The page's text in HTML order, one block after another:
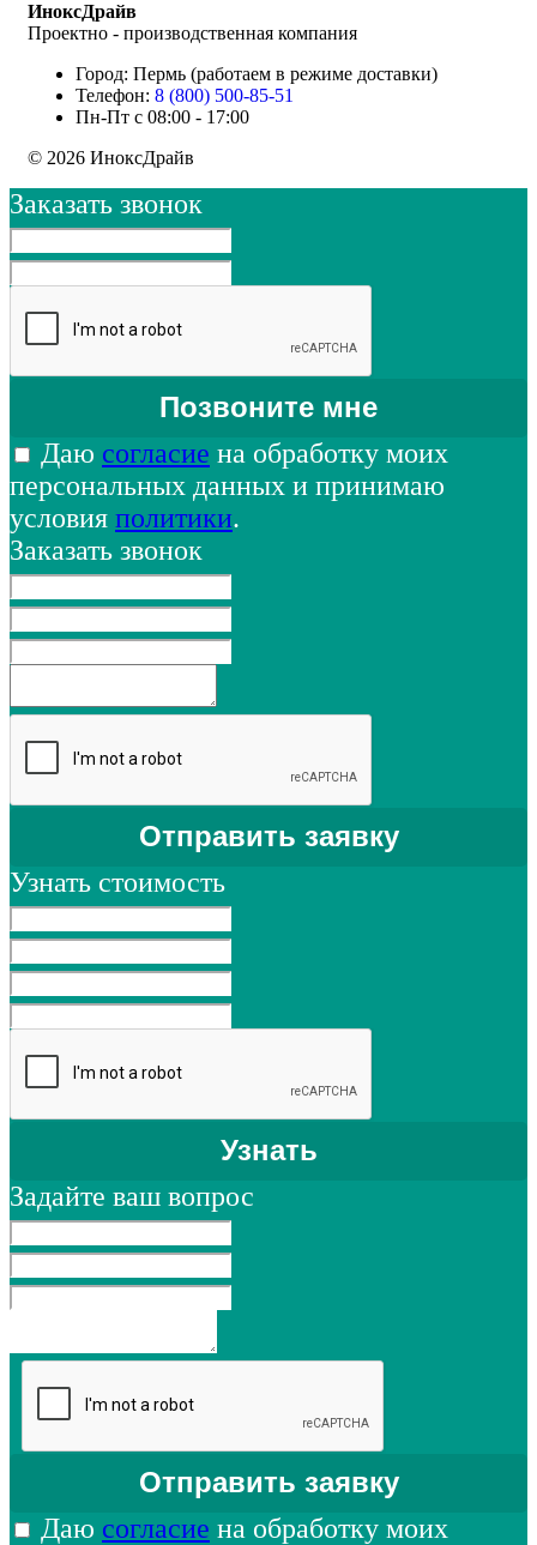
ИноксДрайв
Проектно - производственная компания
Город: Пермь (работаем в режиме доставки)
Телефон: 8 (800) 500-85-51
Пн-Пт с 08:00 - 17:00
© 2026 ИноксДрайв
Заказать звонок
Даю согласие на обработку моих
персональных данных и принимаю
условия политики.
Заказать звонок
Узнать стоимость
Задайте ваш вопрос
Даю согласие на обработку моих